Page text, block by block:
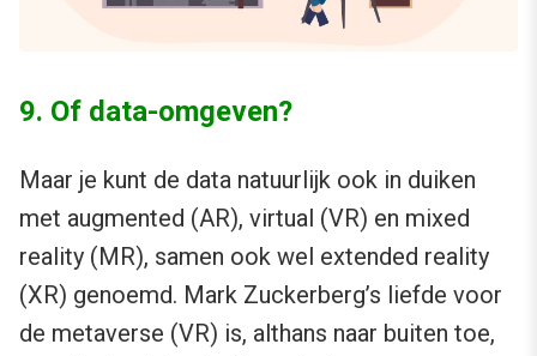
9. Of data-omgeven?
Maar je kunt de data natuurlijk ook in duiken
met augmented (AR), virtual (VR) en mixed
reality (MR), samen ook wel extended reality
(XR) genoemd. Mark Zuckerberg’s liefde voor
de metaverse (VR) is, althans naar buiten toe,